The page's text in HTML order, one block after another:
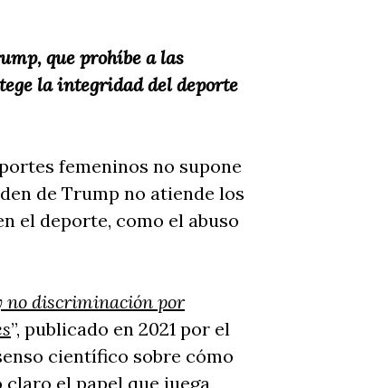
que prohíbe a las
la integridad del deporte
femeninos no supone
de Trump no atiende los
el deporte, como el abuso
no discriminación por
”, publicado en 2021 por el
científico sobre cómo
el papel que juega